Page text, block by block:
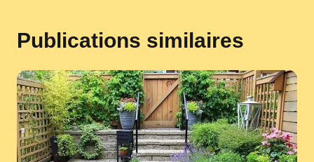
Publications similaires